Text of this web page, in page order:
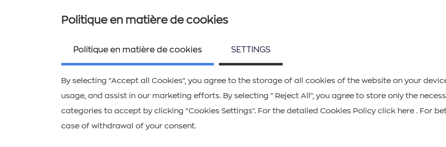
Informations utiles
ΚΑΤΕΒΑΣΤΕ ΤΟ APP ΤΩΝ ΙΟΝΙΩΝ ΝΗΣΩΝ
Politique en matière de cookies
Politique en matière de cookies SETTINGS
By selecting "Accept all Cookies", you agree to the storage of all cookies of the website on your
usage, and assist in our marketing efforts. By selecting "Reject All", you agree to store only the
categories to accept by clicking "Cookies Settings". For the detailed Cookies Policy click here . For
case of withdrawal of your consent.